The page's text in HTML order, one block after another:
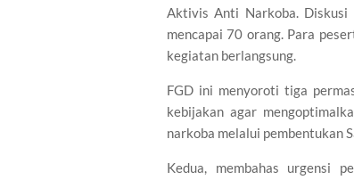
Aktivis Anti Narkoba. Diskusi
mencapai 70 orang. Para
kegiatan berlangsung.
FGD ini menyoroti tiga
kebijakan agar
narkoba melalui pembentukan
Kedua, membahas urgensi